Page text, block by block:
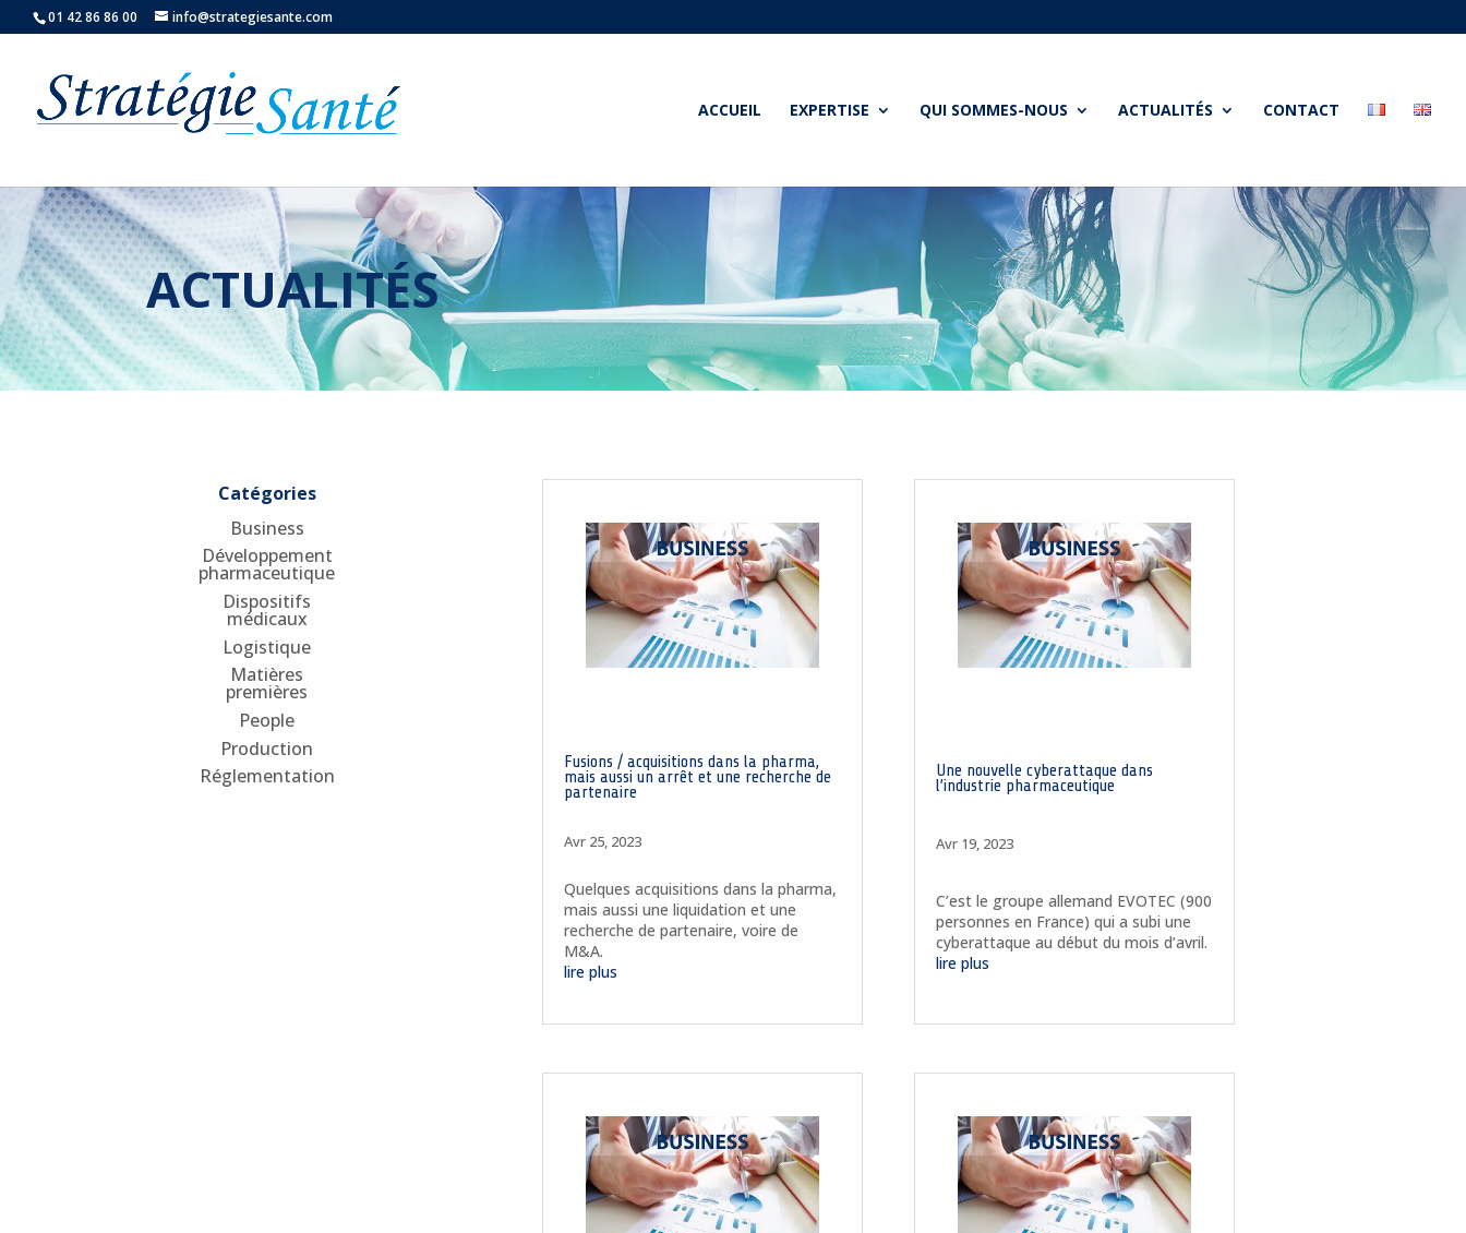
01 42 86 86 00 info@strategiesante.com
ACCUEIL EXPERTISE QUI SOMMES-NOUS ACTUALITÉS CONTACT
ACTUALITÉS
Catégories
Business
Développement
pharmaceutique
Dispositifs
médicaux
Logistique
Matières
premières
People
Production
Réglementation
Fusions / acquisitions dans la pharma,
mais aussi un arrêt et une recherche de
partenaire
Avr 25, 2023
Quelques acquisitions dans la pharma,
mais aussi une liquidation et une
recherche de partenaire, voire de
M&A.
lire plus
Une nouvelle cyberattaque dans
l’industrie pharmaceutique
Avr 19, 2023
C’est le groupe allemand EVOTEC (900
personnes en France) qui a subi une
cyberattaque au début du mois d’avril.
lire plus